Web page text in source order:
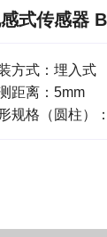
式传感器
方式：埋入式
距离：5mm
规格（圆柱）